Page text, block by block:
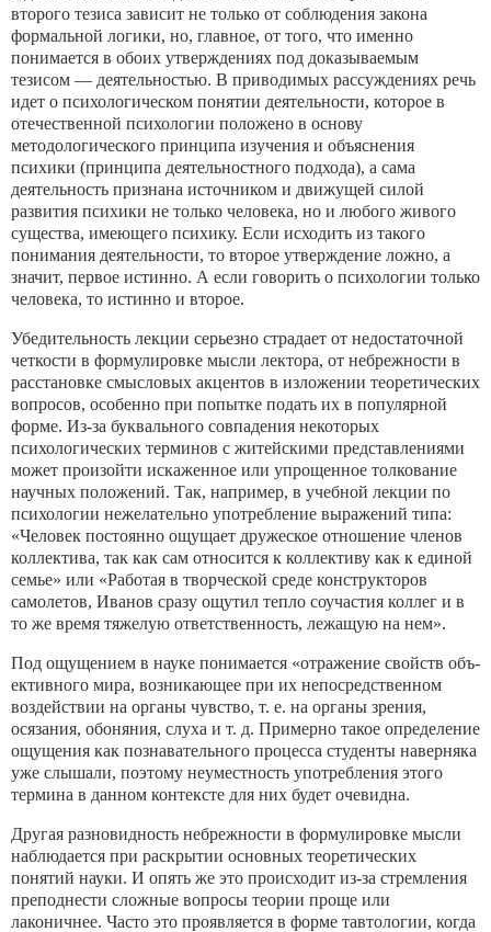
второго тезиса зависит не толь­ко от соблюдения закона
формальной логики, но, главное, от то­го, что именно
понимается в обоих утверждениях под доказывае­мым
тезисом — деятельностью. В приводимых рассуждениях речь
идет о психологическом понятии деятельности, которое в
отечественной психологии положено в основу
методологического принципа изучения и объяснения
психики (принципа деятельностного подхода), а сама
деятельность признана источни­ком и движущей силой
развития психики не только человека, но и любого живого
существа, имеющего психику. Если исходить из такого
понимания деятельности, то второе утверждение ложно, а
значит, первое истинно. А если говорить о психологии только
человека, то истинно и второе.
Убедительность лекции серьезно страдает от недостаточной
четкости в формулировке мысли лектора, от небрежности в
рас­становке смысловых акцентов в изложении теоретических
во­просов, особенно при попытке подать их в популярной
форме. Из-за буквального совпадения некоторых
психологических тер­минов с житейскими представлениями
может произойти иска­женное или упрощенное толкование
научных положений. Так, например, в учебной лекции по
психологии нежелательно упо­требление выражений типа:
«Человек постоянно ощущает дру­жеское отношение членов
коллектива, так как сам относится к коллективу как к единой
семье» или «Работая в творческой среде конструкторов
самолетов, Иванов сразу ощутил тепло со­участия коллег и в
то же время тяжелую ответственность, ле­жащую на нем».
Под ощущением в науке понимается «отражение свойств объ­
ективного мира, возникающее при их непосредственном
воздей­ствии на органы чувство, т. е. на органы зрения,
осязания, обо­няния, слуха и т. д. Примерно такое определение
ощущения как познавательного процесса студенты наверняка
уже слышали, поэтому неуместность употребления этого
термина в данном контексте для них будет очевидна.
Другая разновидность небрежности в формулировке мысли
на­блюдается при раскрытии основных теоретических
понятий нау­ки. И опять же это происходит из-за стремления
преподнести сложные вопросы теории проще или
лаконичнее. Часто это проявляется в форме тавтологии, когда